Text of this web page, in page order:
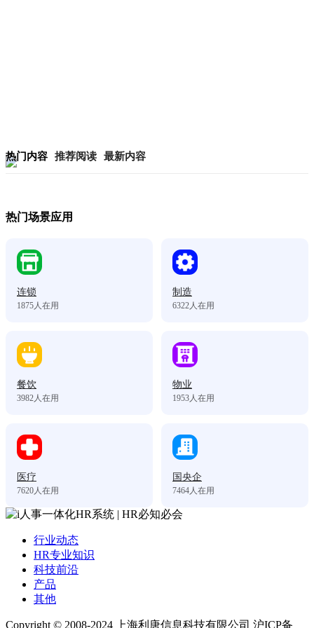
热门内容 推荐阅读 最新内容
热门场景应用
连锁
1875人在用
制造
6322人在用
餐饮
3982人在用
物业
1953人在用
医疗
7620人在用
国央企
7464人在用
行业动态
HR专业知识
科技前沿
产品
其他
Copyright © 2008-2024 上海利唐信息科技有限公司 沪ICP备